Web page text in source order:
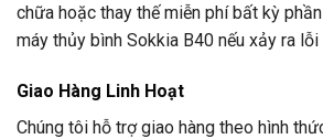
chữa hoặc thay thế miễn phí bất kỳ
máy thủy bình Sokkia B40 nếu xảy ra
Giao Hàng Linh Hoạt
Chúng tôi hỗ trợ giao hàng theo hình